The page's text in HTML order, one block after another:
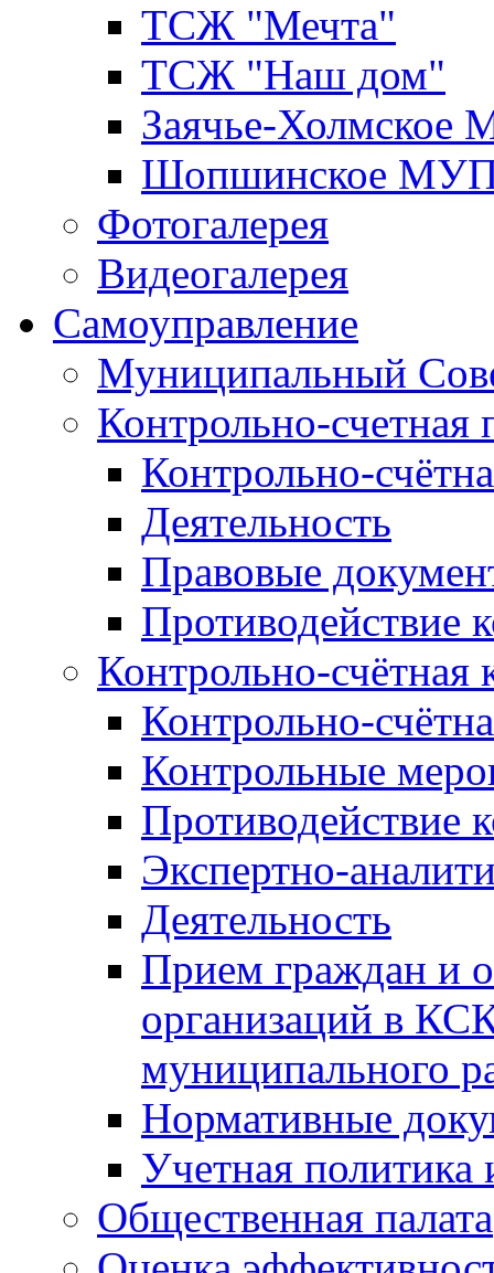
ТСЖ "Мечта"
ТСЖ "Наш дом"
Заячье-
Шопшинское
Фотогалерея
Видеогалерея
Самоуправление
Муниципальный
Контрольно-счетная
Контрольно-
Деятельность
Правовые
Противодействие
Контрольно-счётная
Контрольно-
Контрольные
Противодействие
Экспертно-
Деятельность
Прием граждан и
организаций в
муниципального
Нормативные
Учетная политика
Общественная палата